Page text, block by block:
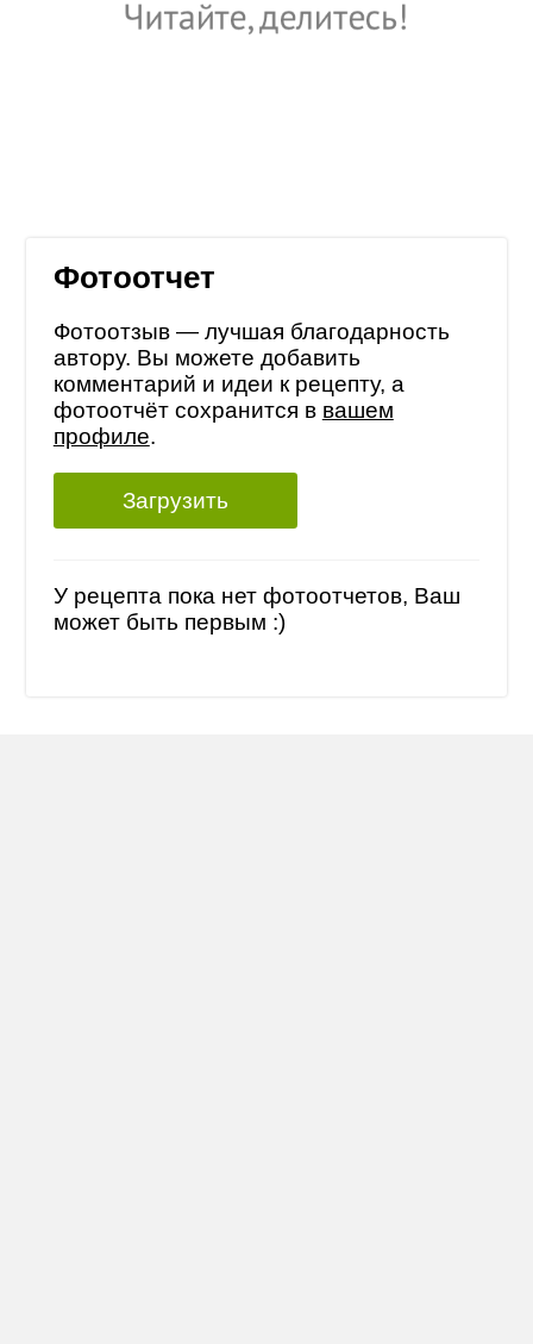
Фотоотчет
Фотоотзыв — лучшая благодарность
автору. Вы можете добавить
комментарий и идеи к рецепту, а
фотоотчёт сохранится в вашем
профиле.
Загрузить
У рецепта пока нет фотоотчетов, Ваш
может быть первым :)